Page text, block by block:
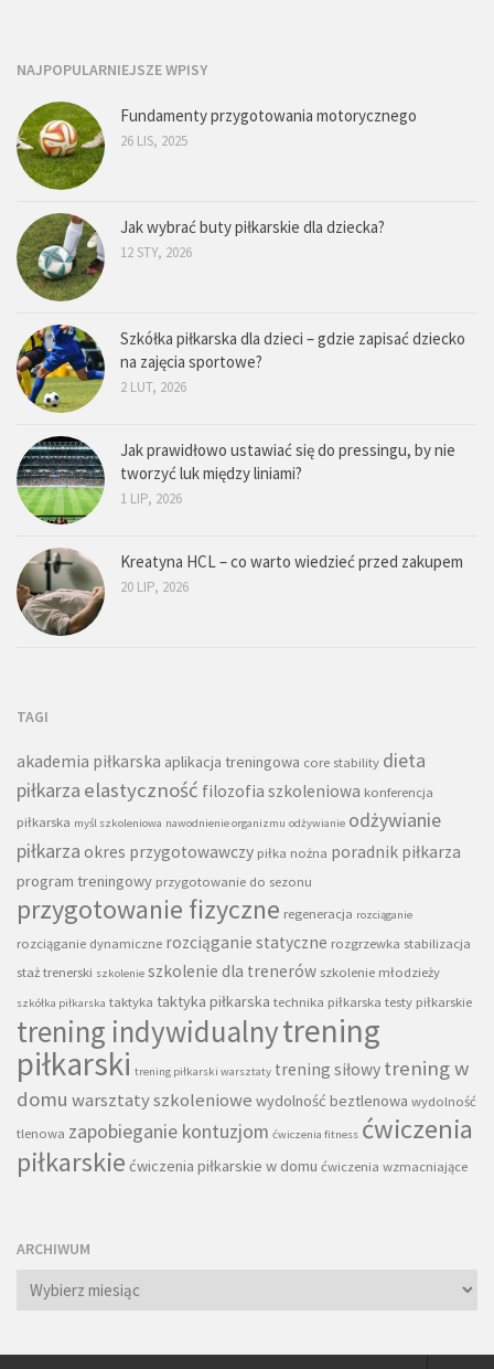
NAJPOPULARNIEJSZE WPISY
Fundamenty przygotowania motorycznego
26 LIS, 2025
Jak wybrać buty piłkarskie dla dziecka?
12 STY, 2026
Szkółka piłkarska dla dzieci – gdzie zapisać dziecko
na zajęcia sportowe?
2 LUT, 2026
Jak prawidłowo ustawiać się do pressingu, by nie
tworzyć luk między liniami?
1 LIP, 2026
Kreatyna HCL – co warto wiedzieć przed zakupem
20 LIP, 2026
TAGI
akademia piłkarska aplikacja treningowa core stability dieta
piłkarza elastyczność filozofia szkoleniowa konferencja
piłkarska myśl szkoleniowa nawodnienie organizmu odżywianie odżywianie
piłkarza okres przygotowawczy piłka nożna poradnik piłkarza
program treningowy przygotowanie do sezonu
przygotowanie fizyczne regeneracja rozciąganie
rozciąganie dynamiczne rozciąganie statyczne rozgrzewka stabilizacja
staż trenerski szkolenie szkolenie dla trenerów szkolenie młodzieży
szkółka piłkarska taktyka taktyka piłkarska technika piłkarska testy piłkarskie
trening indywidualnytrening
piłkarski trening piłkarski warsztaty trening siłowy trening w
domu warsztaty szkoleniowe wydolność beztlenowa wydolność
tlenowa zapobieganie kontuzjom ćwiczenia fitness ćwiczenia
piłkarskie ćwiczenia piłkarskie w domu ćwiczenia wzmacniające
ARCHIWUM
Archiwum